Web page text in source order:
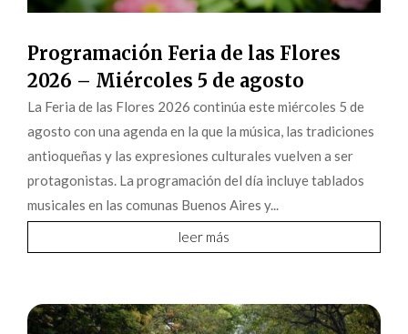
Programación Feria de las Flores
2026 – Miércoles 5 de agosto
La Feria de las Flores 2026 continúa este miércoles 5 de
agosto con una agenda en la que la música, las tradiciones
antioqueñas y las expresiones culturales vuelven a ser
protagonistas. La programación del día incluye tablados
musicales en las comunas Buenos Aires y...
leer más